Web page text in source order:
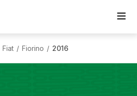
Fiat / Fiorino / 2016